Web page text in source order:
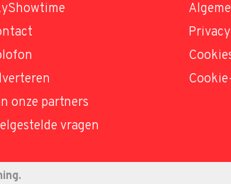
onze partners
vragen